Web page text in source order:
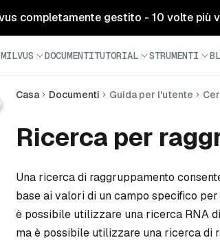
completamente gestito - 10 volte più
DOCUMENTITUTORIAL STRUMENTI
Casa Documenti Guida per l'utente
Ricerca per
Una ricerca di raggruppamento
base ai valori di un campo specifico
è possibile utilizzare una ricerca RNA
ma è possibile utilizzare una ricerca